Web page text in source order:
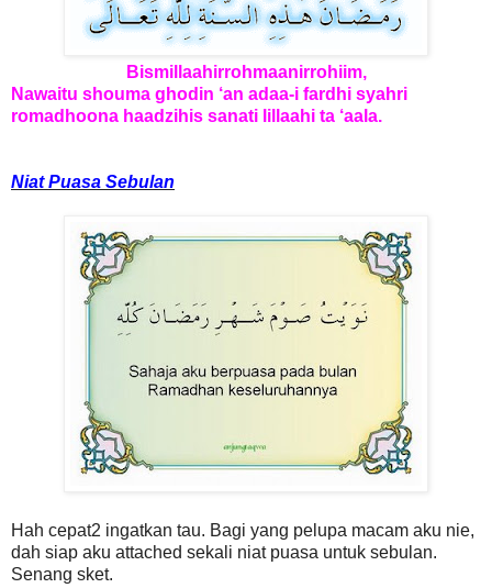
Bismillaahirrohmaanirrohiim,
Nawaitu shouma ghodin ‘an adaa-i fardhi syahri
romadhoona haadzihis sanati lillaahi ta ‘aala.
Niat Puasa Sebulan
Hah cepat2 ingatkan tau. Bagi yang pelupa macam aku nie,
dah siap aku attached sekali niat puasa untuk sebulan.
Senang sket.